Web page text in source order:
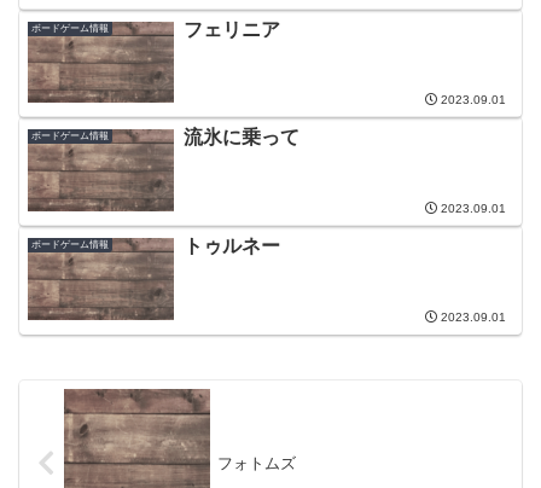
ボードゲーム情報 フェリニア
2023.09.01
ボードゲーム情報 流氷に乗って
2023.09.01
ボードゲーム情報 トゥルネー
2023.09.01
フォトムズ